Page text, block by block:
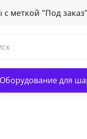
с меткой "Под заказ"
Оборудование для